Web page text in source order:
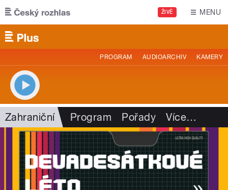
Přejít k hlavnímu obsahu
ŽIVĚ MENU
PROGRAM AUDIOARCHIV KAMERY
Zahraniční Program Pořady Více…